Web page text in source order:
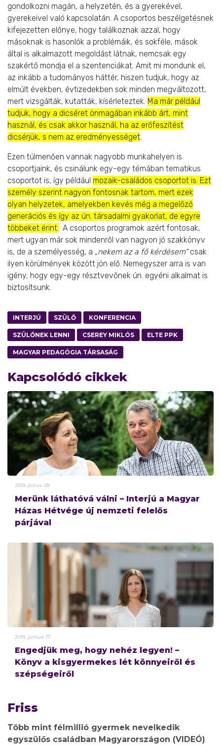
gondolkozni magán, a helyzetén, és a gyerekével,
gyerekeivel való kapcsolatán. A csoportos beszélgetésnek
kifejezetten előnye, hogy találkoznak azzal, hogy
másoknak is hasonlók a problémáik, és sokféle, mások
által is alkalmazott megoldást látnak, nemcsak egy
szakértő mondja el a szentenciákat. Amit mi mondunk el,
az inkább a tudományos háttér, hiszen tudjuk, hogy az
elmúlt években, évtizedekben sok minden megváltozott,
mert vizsgálták, kutatták, kísérleteztek. Ma már például
tudjuk, hogy a dicséret önmagában inkább árt, mint
használ, és csak akkor használ, ha az erőfeszítést
dicsérjük, s nem az eredményességet.
Ezen túlmenően vannak nagyobb munkahelyen is
csoportjaink, és csinálunk egy-egy témában tematikus
csoportot is, így például mozaik-családos csoportot is. Ezt
személy szerint nagyon fontosnak tartom, mert ezek
olyan helyzetek, amelyekben kevés még a megelőző
generációs és így az ún. társadalmi gyakorlat, de egyre
többeket érint. A csoportos programok azért fontosak,
mert ugyan már sok mindenről van nagyon jó szakkönyv
is, de a személyesség, a „nekem az a fő kérdésem”csak
ilyen körülmények között jön elő. Nemegyszer arra is van
igény, hogy egy-egy résztvevőnek ún. egyéni alkalmat is
biztosítsunk.
INTERJÚ SZÜLŐ KONFERENCIA
SZÜLŐNEK LENNI CSEREY MIKLÓS ELTE PPK
MAGYAR PEDAGÓGIA TÁRSASÁG
Kapcsolódó cikkek
2019. július 28.
Merünk láthatóvá válni – Interjú a Magyar
Házas Hétvége új nemzeti felelős
párjával
2019. június 17.
Engedjük meg, hogy nehéz legyen! –
Könyv a kisgyermekes lét könnyeiről és
szépségeiről
Friss
Több mint félmillió gyermek nevelkedik
egyszülős családban Magyarországon (VIDEÓ)